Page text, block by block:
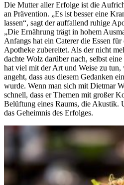
Die Mutter aller Erfolge ist die
an Prävention. „Es ist besser eine
lassen“, sagt der auffallend ruhige
„Die Ernährung trägt in hohem
Anfangs hat ein Caterer die Essen
Apotheke zubereitet. Als der nicht
dachte Wolz darüber nach, selbst
hat viel mit der Art und Weise zu tun,
angeht, dass aus diesem Gedanken
wurde. Wenn man sich mit Dietmar
schnell, dass er Themen mit großer
Belüftung eines Raums, die Akustik.
das Geheimnis des Erfolges.